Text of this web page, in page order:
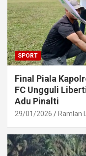
SPORT
Final Piala
FC Ungguli
Adu Pinalti
29/01/2026 Ramlan